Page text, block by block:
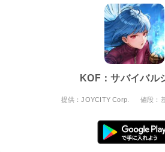
KOF：サバイバル
提供：JOYCITY Corp. 値段：